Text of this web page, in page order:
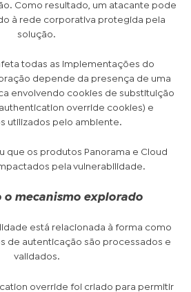
Como resultado, um atacante pode
à rede corporativa protegida pela
solução.
todas as implementações do
depende da presença de uma
envolvendo cookies de substituição
override cookies) e
utilizados pelo ambiente.
que os produtos Panorama e Cloud
pela vulnerabilidade.
o mecanismo explorado
está relacionada à forma como
de autenticação são processados e
validados.
override foi criado para permitir